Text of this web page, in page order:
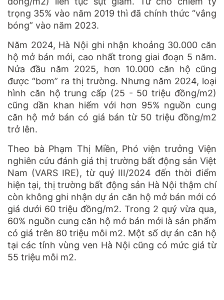
trọng 35% vào năm 2019 thì đã chính thức “vắng
bóng” vào năm 2023.
Năm 2024, Hà Nội ghi nhận khoảng 30.000 căn
hộ mở bán mới, cao nhất trong giai đoạn 5 năm.
Nửa đầu năm 2025, hơn 10.000 căn hộ cũng
được “bơm” ra thị trường. Nhưng năm 2024, loại
hình căn hộ trung cấp (25 - 50 triệu đồng/m2)
cũng dần khan hiếm với hơn 95% nguồn cung
căn hộ mở bán có giá bán từ 50 triệu đồng/m2
trở lên.
Theo bà Phạm Thị Miền, Phó viện trưởng Viện
nghiên cứu đánh giá thị trường bất động sản Việt
Nam (VARS IRE), từ quý III/2024 đến thời điểm
hiện tại, thị trường bất động sản Hà Nội thậm chí
còn không ghi nhận dự án căn hộ mở bán mới có
giá dưới 60 triệu đồng/m2. Trong 2 quý vừa qua,
60% nguồn cung căn hộ mở bán mới là sản phẩm
có giá trên 80 triệu mỗi m2. Một số dự án căn hộ
tại các tỉnh vùng ven Hà Nội cũng có mức giá từ
55 triệu mỗi m2.